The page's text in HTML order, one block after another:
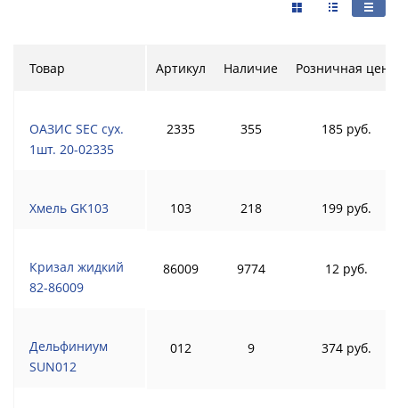
Товар
ОАЗИС SEC сух.
1шт. 20-02335
Хмель GK103
Кризал жидкий
82-86009
Дельфиниум
SUN012
Артикул Наличие Розничная цена
2335 355 185 руб.
103 218 199 руб.
86009 9774 12 руб.
012 9 374 руб.